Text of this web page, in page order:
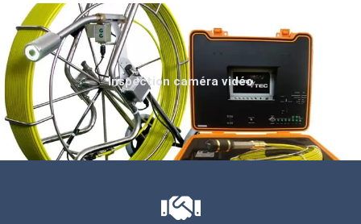
Inspection caméra vidéo